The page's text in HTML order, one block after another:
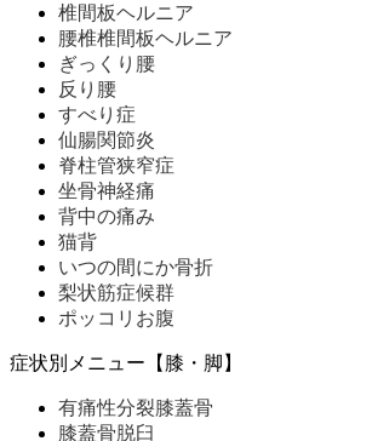
椎間板ヘルニア
腰椎椎間板ヘルニア
ぎっくり腰
反り腰
すべり症
仙腸関節炎
脊柱管狭窄症
坐骨神経痛
背中の痛み
猫背
いつの間にか骨折
梨状筋症候群
ポッコリお腹
症状別メニュー【膝・脚】
有痛性分裂膝蓋骨
膝蓋骨脱臼